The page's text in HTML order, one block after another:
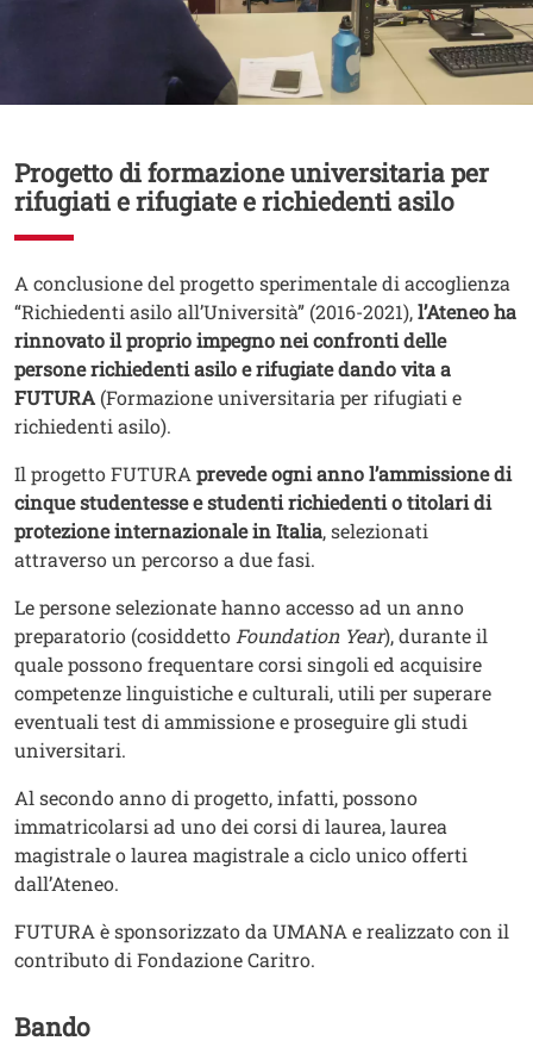
Progetto di formazione universitaria per
rifugiati e rifugiate e richiedenti asilo
Testo
A conclusione del progetto sperimentale di accoglienza
“Richiedenti asilo all’Università” (2016-2021),l’Ateneo ha
rinnovato il proprio impegno nei confronti delle
persone richiedenti asilo e rifugiate dando vita a
FUTURA (Formazione universitaria per rifugiati e
richiedenti asilo).
Il progetto FUTURA prevede ogni anno l’ammissione di
cinque studentesse e studenti richiedenti o titolari di
protezione internazionale in Italia, selezionati
attraverso un percorso a due fasi.
Le persone selezionate hanno accesso ad un anno
preparatorio (cosiddetto Foundation Year), durante il
quale possono frequentare corsi singoli ed acquisire
competenze linguistiche e culturali, utili per superare
eventuali test di ammissione e proseguire gli studi
universitari.
Al secondo anno di progetto, infatti, possono
immatricolarsi ad uno dei corsi di laurea, laurea
magistrale o laurea magistrale a ciclo unico offerti
dall’Ateneo.
FUTURA è sponsorizzato da UMANA e realizzato con il
contributo di Fondazione Caritro.
Bando